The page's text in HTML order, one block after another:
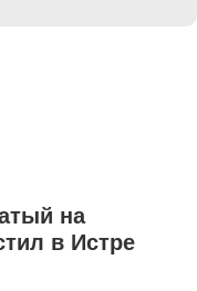
на
в Истре